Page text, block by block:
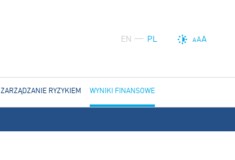
EN PL AAA
ZARZĄDZANIE RYZYKIEM WYNIKI FINANSOWE